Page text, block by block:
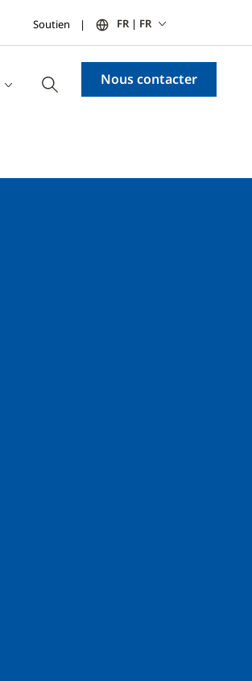
Soutien FR | FR
Nous contacter